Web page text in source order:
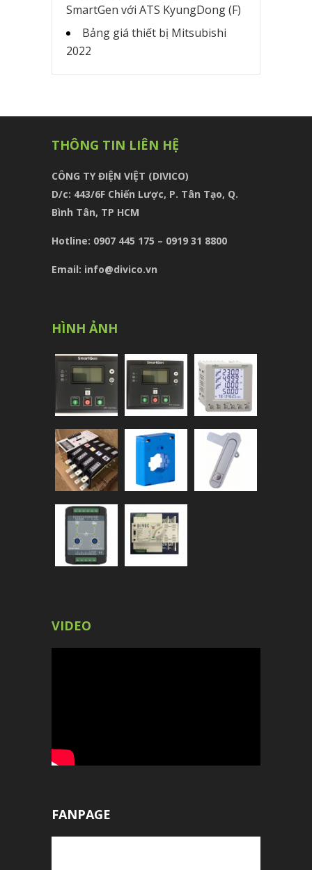
SmartGen với ATS KyungDong (F)
Bảng giá thiết bị Mitsubishi
2022
THÔNG TIN LIÊN HỆ
CÔNG TY ĐIỆN VIỆT (DIVICO)
D/c: 443/6F Chiến Lược, P. Tân Tạo, Q.
Bình Tân, TP HCM
Hotline: 0907 445 175 – 0919 31 8800
Email: info@divico.vn
HÌNH ẢNH
VIDEO
FANPAGE